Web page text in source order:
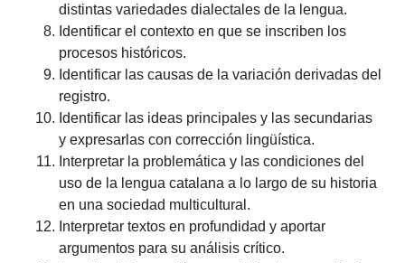
distintas variedades dialectales de la lengua.
Identificar el contexto en que se inscriben los
procesos históricos.
Identificar las causas de la variación derivadas del
registro.
Identificar las ideas principales y las secundarias
y expresarlas con corrección lingüística.
Interpretar la problemática y las condiciones del
uso de la lengua catalana a lo largo de su historia
en una sociedad multicultural.
Interpretar textos en profundidad y aportar
argumentos para su análisis crítico.